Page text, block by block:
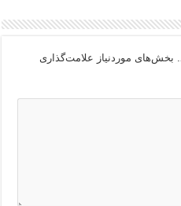
بخش‌های موردنیاز علامت‌گذاری